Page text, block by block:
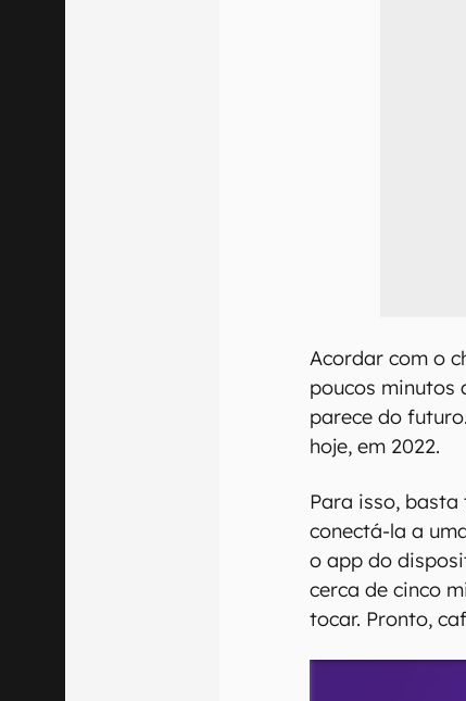
Acordar com o
poucos minutos
parece do
hoje, em 2022.
Para isso,
conectá-la a
o app do
cerca de cinco
tocar. Pronto,